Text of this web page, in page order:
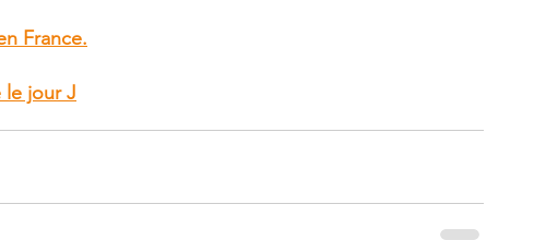
France.
le jour J